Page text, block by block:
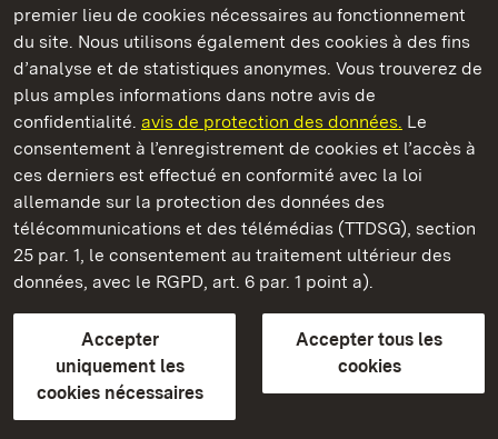
premier lieu de cookies nécessaires au fonctionnement
du site. Nous utilisons également des cookies à des fins
d’analyse et de statistiques anonymes. Vous trouverez de
plus amples informations dans notre avis de
confidentialité. avis de protection des données. Le
consentement à l’enregistrement de cookies et l’accès à
ces derniers est effectué en conformité avec la loi
allemande sur la protection des données des
télécommunications et des télémédias (TTDSG), section
25 par. 1, le consentement au traitement ultérieur des
données, avec le RGPD, art. 6 par. 1 point a).
Accepter
uniquement les
cookies nécessaires
Accepter tous les
cookies
Château résidentiel de Ludwigsburg
Châteaux et jardins publics du Bade-Wurtemberg
Contact et informationsFAQ et réponsesMentions légales
Protection des données
Explications sur l’accessibilité
BITV-konform (geprüfte Seiten)
plus loin
Accueil
Monuments